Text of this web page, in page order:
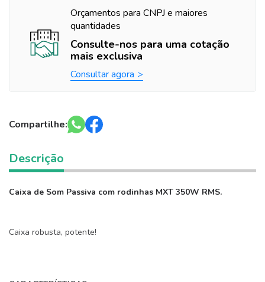
Orçamentos para CNPJ e maiores
quantidades
Consulte-nos para uma cotação
mais exclusiva
Consultar agora
Compartilhe:
Descrição
Caixa de Som Passiva com rodinhas MXT 350W RMS.
Caixa robusta, potente!